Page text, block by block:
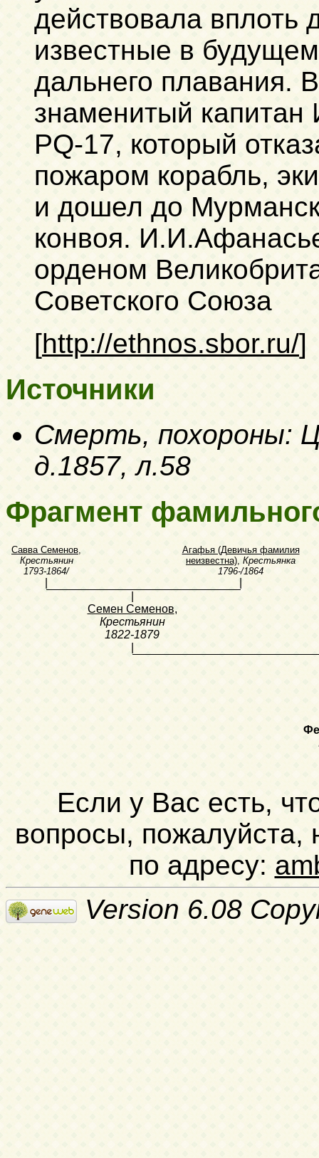
действовала вплоть
известные в
дальнего плавания.
знаменитый
PQ-17, который
пожаром корабль,
и дошел до
конвоя.
орденом
Советского Союза
[http://ethnos.sbor.ru/]
Источники
Смерть, похороны:
д.1857, л.58
Фрагмент
Савва Семенов
Крестьянин
1793-1864/
Агафья (Девичья фамилия
неизвестна) Крестьянка
1796-/1864
Семен Семенов,
Крестьянин
1822-1879
Если у Вас есть,
вопросы, пожалуйста,
по адресу:
Version 6.08